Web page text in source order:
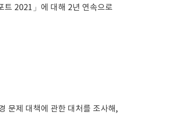
트 2021」에 대해 2년 연속으로
문제 대책에 관한 대처를 조사해,